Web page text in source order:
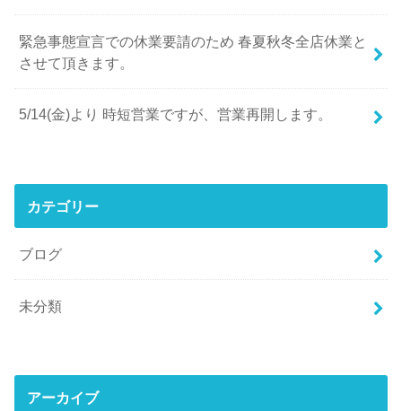
緊急事態宣言での休業要請のため 春夏秋冬全店休業と
させて頂きます。
5/14(金)より 時短営業ですが、営業再開します。
カテゴリー
ブログ
未分類
アーカイブ